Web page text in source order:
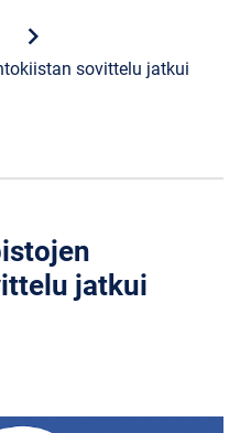
chevron_right
sovittelu jatkui
jatkui